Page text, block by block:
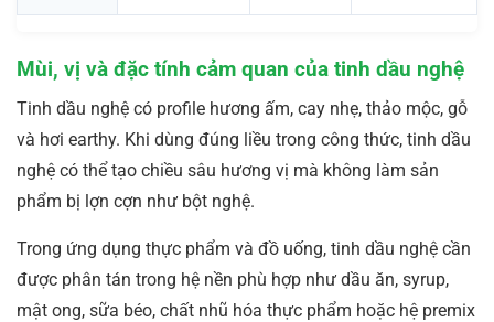
Mùi, vị và đặc tính cảm quan của tinh dầu nghệ
Tinh dầu nghệ có profile hương ấm, cay nhẹ, thảo mộc, gỗ
và hơi earthy. Khi dùng đúng liều trong công thức, tinh dầu
nghệ có thể tạo chiều sâu hương vị mà không làm sản
phẩm bị lợn cợn như bột nghệ.
Trong ứng dụng thực phẩm và đồ uống, tinh dầu nghệ cần
được phân tán trong hệ nền phù hợp như dầu ăn, syrup,
mật ong, sữa béo, chất nhũ hóa thực phẩm hoặc hệ premix